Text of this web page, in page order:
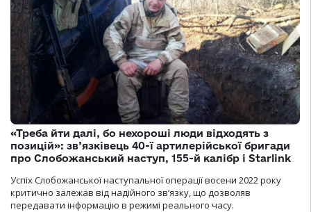
«Треба йти далі, бо нехороші люди відходять з
позицій»: зв’язківець 40-ї артилерійської бригади
про Слобожанський наступ, 155-й калібр і Starlink
Успіх Слобожанської наступальної операції восени 2022 року
критично залежав від надійного зв’язку, що дозволяв
передавати інформацію в режимі реального часу.